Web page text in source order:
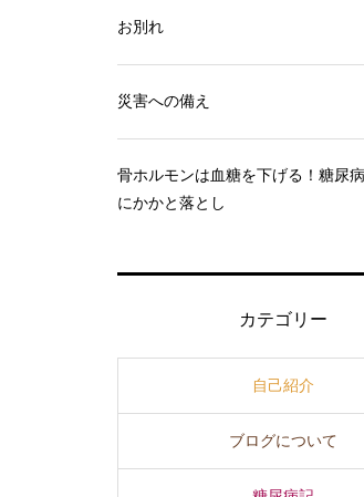
お別れ
災害への備え
骨ホルモンは血糖を下げる！糖尿
にかかと落とし
カテゴリー
自己紹介
ブログについて